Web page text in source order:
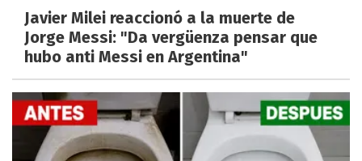
Javier Milei reaccionó a la muerte de
Jorge Messi: "Da vergüenza pensar que
hubo anti Messi en Argentina"